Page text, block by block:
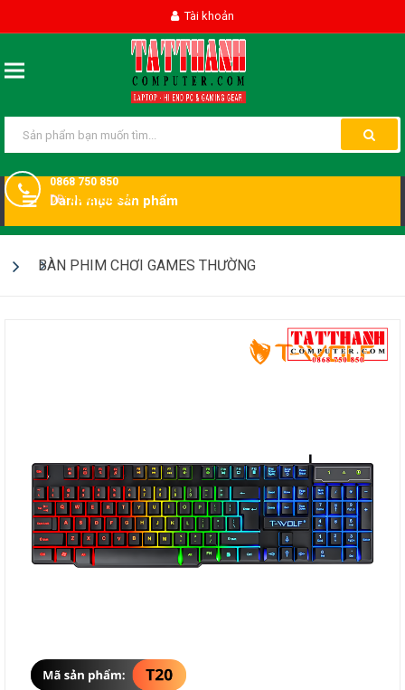
Tài khoản
0868 750 850
DĐ:0868750850
Danh mục sản phẩm
BÀN PHIM CHƠI GAMES THƯỜNG